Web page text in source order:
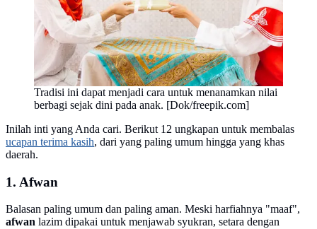
Tradisi ini dapat menjadi cara untuk menanamkan nilai
berbagi sejak dini pada anak. [Dok/freepik.com]
Inilah inti yang Anda cari. Berikut 12 ungkapan untuk membalas
ucapan terima kasih, dari yang paling umum hingga yang khas
daerah.
1. Afwan
Balasan paling umum dan paling aman. Meski harfiahnya "maaf",
afwan lazim dipakai untuk menjawab syukran, setara dengan